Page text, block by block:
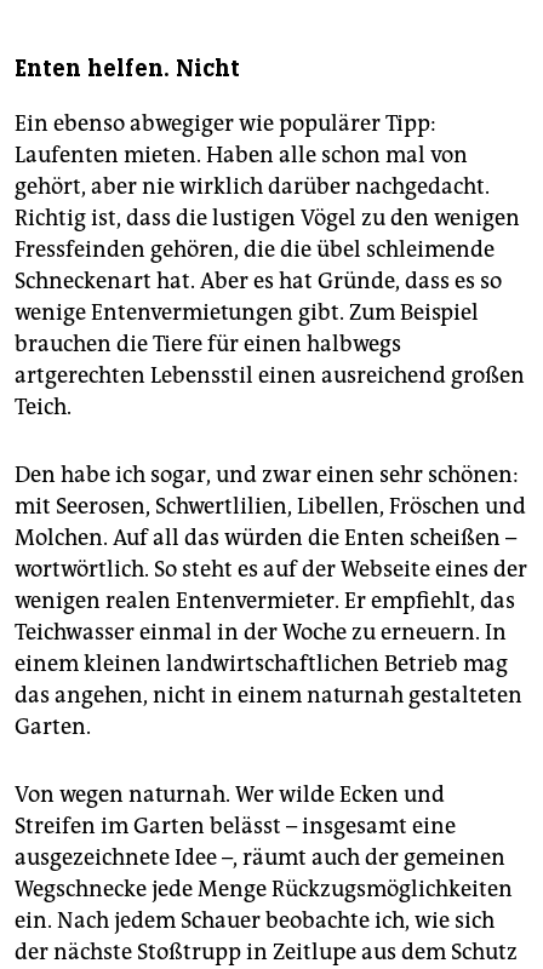
Enten helfen. Nicht
Ein ebenso abwegiger wie populärer Tipp:
Laufenten mieten. Haben alle schon mal von
gehört, aber nie wirklich darüber nachgedacht.
Richtig ist, dass die lustigen Vögel zu den wenigen
Fressfeinden gehören, die die übel schleimende
Schneckenart hat. Aber es hat Gründe, dass es so
wenige Entenvermietungen gibt. Zum Beispiel
brauchen die Tiere für einen halbwegs
artgerechten Lebensstil einen ausreichend großen
Teich.
Den habe ich sogar, und zwar einen sehr schönen:
mit Seerosen, Schwertlilien, Libellen, Fröschen und
Molchen. Auf all das würden die Enten scheißen –
wortwörtlich. So steht es auf der Webseite eines der
wenigen realen Entenvermieter. Er empfiehlt, das
Teichwasser einmal in der Woche zu erneuern. In
einem kleinen landwirtschaftlichen Betrieb mag
das angehen, nicht in einem naturnah gestalteten
Garten.
Von wegen naturnah. Wer wilde Ecken und
Streifen im Garten belässt – insgesamt eine
ausgezeichnete Idee –, räumt auch der gemeinen
Wegschnecke jede Menge Rückzugsmöglichkeiten
ein. Nach jedem Schauer beobachte ich, wie sich
der nächste Stoßtrupp in Zeitlupe aus dem Schutz